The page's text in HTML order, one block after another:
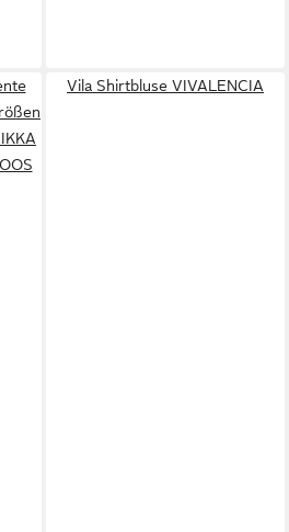
Vila Shirtbluse VIVALENCIA